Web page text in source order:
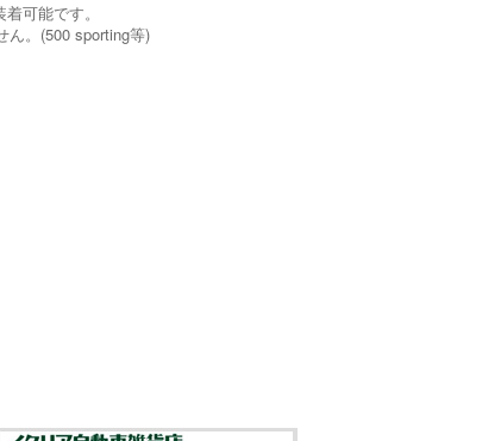
可能です。
ん。(500 sporting等)